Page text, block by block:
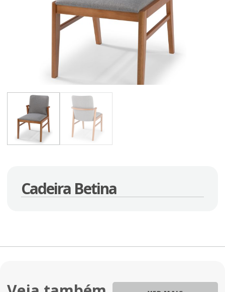
Cadeira Betina